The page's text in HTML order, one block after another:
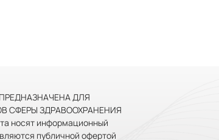
ДЛЯ
СФЕРЫ ЗДРАВООХРАНЕНИЯ
носят информационный
публичной офертой